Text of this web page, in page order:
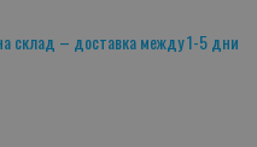
склад – доставка между 1-5 дни